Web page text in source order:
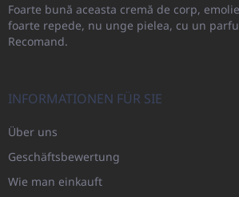
Foarte bună aceasta cremă de corp,
foarte repede, nu unge pielea, cu un
Recomand.
INFORMATIONEN FÜR SIE
Über uns
Geschäftsbewertung
Wie man einkauft